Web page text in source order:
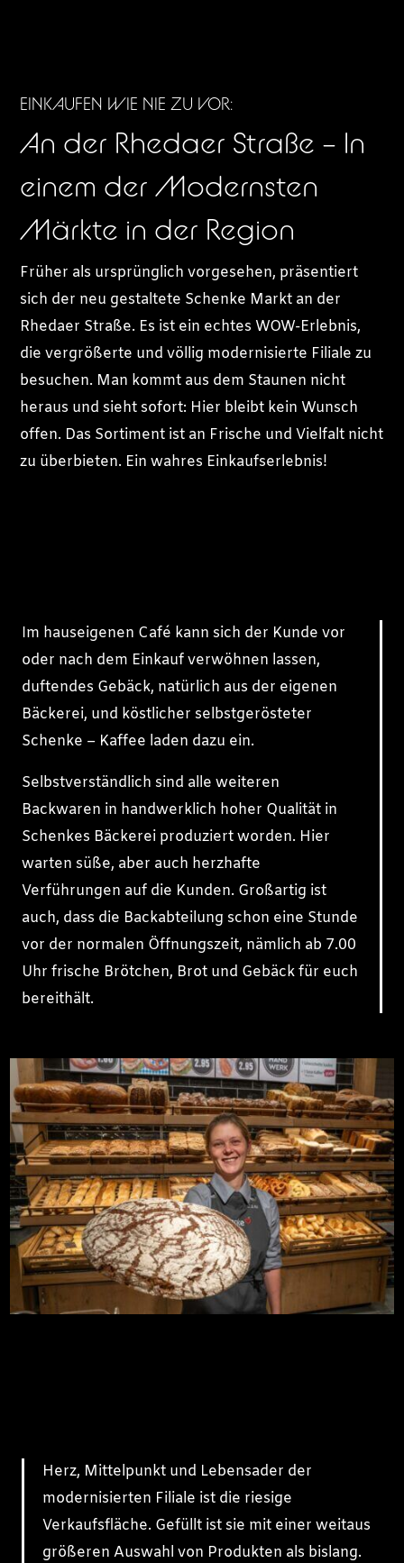
EINKAUFEN WIE NIE ZU VOR:
An der Rhedaer Straße – In
einem der Modernsten
Märkte in der Region
Früher als ursprünglich vorgesehen, präsentiert
sich der neu gestaltete Schenke Markt an der
Rhedaer Straße. Es ist ein echtes WOW-Erlebnis,
die vergrößerte und völlig modernisierte Filiale zu
besuchen. Man kommt aus dem Staunen nicht
heraus und sieht sofort: Hier bleibt kein Wunsch
offen. Das Sortiment ist an Frische und Vielfalt nicht
zu überbieten. Ein wahres Einkaufserlebnis!
Im hauseigenen Café kann sich der Kunde vor
oder nach dem Einkauf verwöhnen lassen,
duftendes Gebäck, natürlich aus der eigenen
Bäckerei, und köstlicher selbstgerösteter
Schenke – Kaffee laden dazu ein.
Selbstverständlich sind alle weiteren
Backwaren in handwerklich hoher Qualität in
Schenkes Bäckerei produziert worden. Hier
warten süße, aber auch herzhafte
Verführungen auf die Kunden. Großartig ist
auch, dass die Backabteilung schon eine Stunde
vor der normalen Öffnungszeit, nämlich ab 7.00
Uhr frische Brötchen, Brot und Gebäck für euch
bereithält.
Herz, Mittelpunkt und Lebensader der
modernisierten Filiale ist die riesige
Verkaufsfläche. Gefüllt ist sie mit einer weitaus
größeren Auswahl von Produkten als bislang.